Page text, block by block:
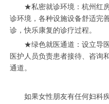
★私密就诊环境：杭州红房
诊环境，各种设施设备舒适完
诊，快乐康复的诊疗过程。
★绿色就医通道：设立导医
医护人员负责患者接待、咨询
通道。
如果女性朋友有任何妇科疾